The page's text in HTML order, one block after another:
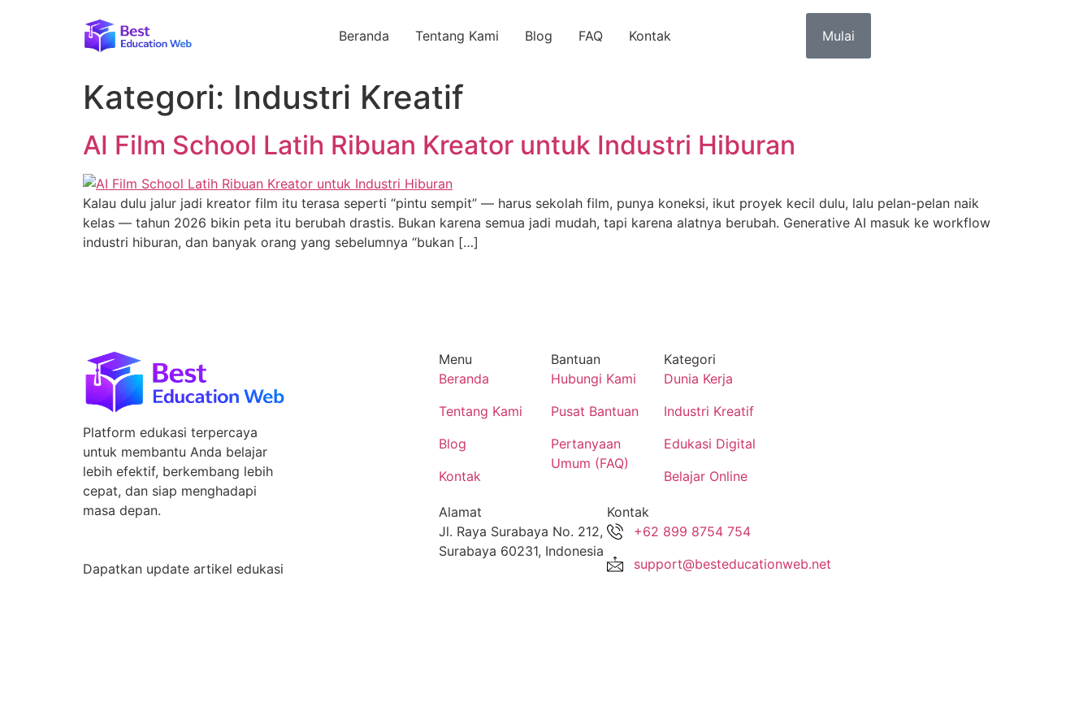
Beranda Tentang Kami Blog FAQ Kontak Mulai
Kategori: Industri Kreatif
AI Film School Latih Ribuan Kreator untuk Industri Hiburan
Kalau dulu jalur jadi kreator film itu terasa seperti “pintu sempit” — harus sekolah film, punya koneksi, ikut proyek kecil dulu, lalu pelan-pelan naik
kelas — tahun 2026 bikin peta itu berubah drastis. Bukan karena semua jadi mudah, tapi karena alatnya berubah. Generative AI masuk ke workflow
industri hiburan, dan banyak orang yang sebelumnya “bukan […]
Platform edukasi terpercaya
untuk membantu Anda belajar
lebih efektif, berkembang lebih
cepat, dan siap menghadapi
masa depan.
Dapatkan update artikel edukasi
Menu
Beranda
Tentang Kami
Blog
Kontak
Bantuan
Hubungi Kami
Pusat Bantuan
Pertanyaan
Umum (FAQ)
Kategori
Dunia Kerja
Industri Kreatif
Edukasi Digital
Belajar Online
Alamat
Jl. Raya Surabaya No. 212,
Surabaya 60231, Indonesia
Kontak
+62 899 8754 754
support@besteducationweb.net